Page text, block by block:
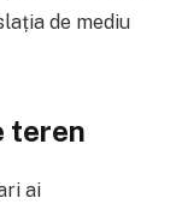
de mediu
teren
ai